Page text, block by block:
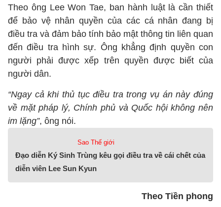
Theo ông Lee Won Tae, ban hành luật là cần thiết
để bảo vệ nhân quyền của các cá nhân đang bị
điều tra và đảm bảo tính bảo mật thông tin liên quan
đến điều tra hình sự. Ông khẳng định quyền con
người phải được xếp trên quyền được biết của
người dân.
“Ngay cả khi thủ tục điều tra trong vụ án này đúng
về mặt pháp lý, Chính phủ và Quốc hội không nên
im lặng”, ông nói.
Sao Thế giới
Đạo diễn Ký Sinh Trùng kêu gọi điều tra về cái chết của
diễn viên Lee Sun Kyun
Theo Tiền phong